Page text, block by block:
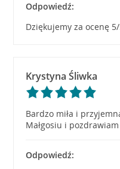
Odpowiedź:
Dziękujemy za ocenę
Krystyna Śliwka
Bardzo miła i
Małgosiu i
Odpowiedź: